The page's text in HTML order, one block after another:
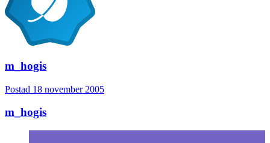
m_hogis
Postad 18 november 2005
m_hogis